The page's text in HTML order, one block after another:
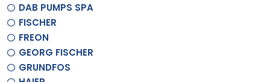
DAB PUMPS SPA
FISCHER
FREON
GEORG FISCHER
GRUNDFOS